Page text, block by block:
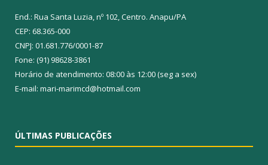
End.: Rua Santa Luzia, nº 102, Centro. Anapu/PA
CEP: 68.365-000
CNPJ: 01.681.776/0001-87
Fone: (91) 98628-3861
Horário de atendimento: 08:00 às 12:00 (seg a sex)
E-mail: mari-marimcd@hotmail.com
ÚLTIMAS PUBLICAÇÕES